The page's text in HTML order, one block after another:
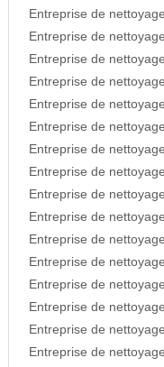
Entreprise de
Entreprise de
Entreprise de
Entreprise de
Entreprise de
Entreprise de
Entreprise de
Entreprise de
Entreprise de
Entreprise de
Entreprise de
Entreprise de
Entreprise de
Entreprise de
Entreprise de
Entreprise de